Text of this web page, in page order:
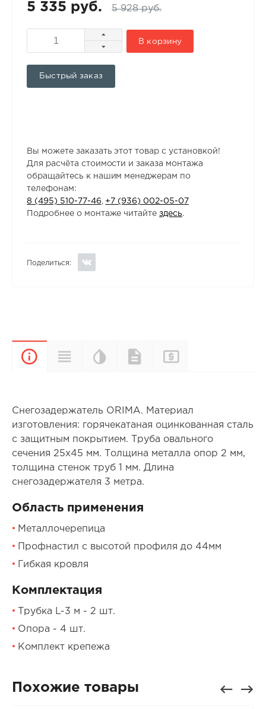
5 335 руб. 5 928 руб.
В корзину
Быстрый заказ
Вы можете заказать этот товар с установкой!
Для расчёта стоимости и заказа монтажа
обращайтесь к нашим менеджерам по
телефонам:
8 (495) 510-77-46
+7 (936) 002-05-07
Подробнее о монтаже читайтездесь.
Поделиться:
ОписаниеХарактеристики
Цветовая
палитра
Документы
Снегозадержатель ORIMA. Материал
изготовления: горячекатаная оцинкованная сталь
с защитным покрытием. Труба овального
сечения 25х45 мм. Толщина металла опор 2 мм,
толщина стенок труб 1 мм. Длина
снегозадержателя 3 метра.
Область применения
Металлочерепица
Профнастил с высотой профиля до 44мм
Гибкая кровля
Комплектация
Трубка L-3 м - 2 шт.
Опора - 4 шт.
Комплект крепежа
Похожие товары